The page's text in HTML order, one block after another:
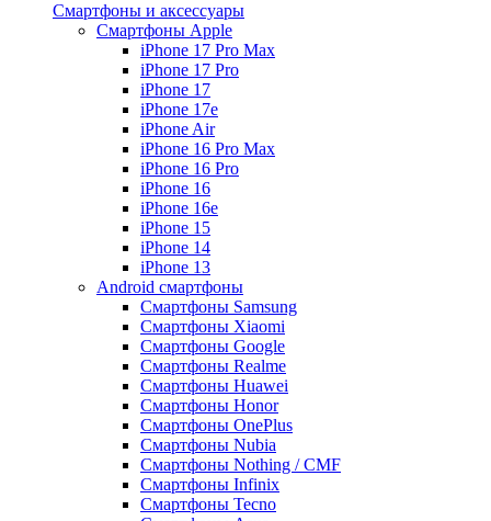
Смартфоны и аксессуары
Смартфоны Apple
iPhone 17 Pro Max
iPhone 17 Pro
iPhone 17
iPhone 17e
iPhone Air
iPhone 16 Pro Max
iPhone 16 Pro
iPhone 16
iPhone 16e
iPhone 15
iPhone 14
iPhone 13
Android cмартфоны
Смартфоны Samsung
Смартфоны Xiaomi
Смартфоны Google
Смартфоны Realme
Смартфоны Huawei
Смартфоны Honor
Смартфоны OnePlus
Смартфоны Nubia
Смартфоны Nothing / CMF
Смартфоны Infinix
Смартфоны Tecno